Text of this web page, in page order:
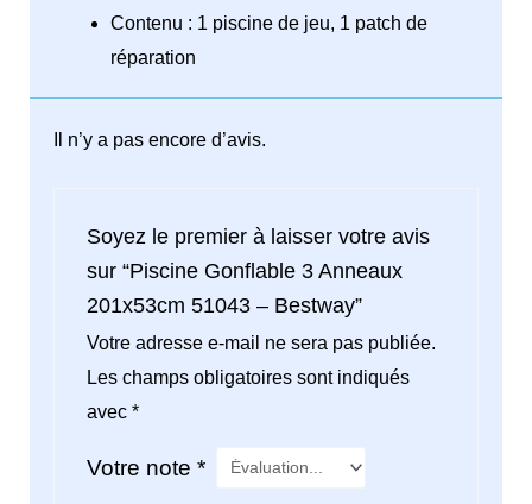
Contenu : 1 piscine de jeu, 1 patch de
réparation
Il n’y a pas encore d’avis.
Soyez le premier à laisser votre avis
sur “Piscine Gonflable 3 Anneaux
201x53cm 51043 – Bestway”
Votre adresse e-mail ne sera pas publiée.
Les champs obligatoires sont indiqués
avec *
Votre note *